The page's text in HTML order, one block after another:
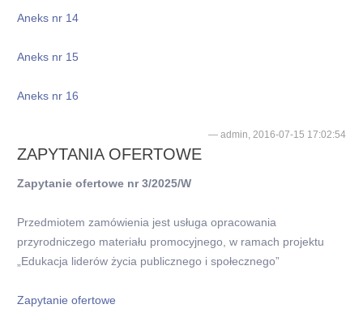
Aneks nr 14
Aneks nr 15
Aneks nr 16
admin, 2016-07-15 17:02:54
ZAPYTANIA OFERTOWE
Zapytanie ofertowe nr 3/2025/W
Przedmiotem zamówienia jest usługa opracowania
przyrodniczego materiału promocyjnego, w ramach projektu
„Edukacja liderów życia publicznego i społecznego”
Zapytanie ofertowe